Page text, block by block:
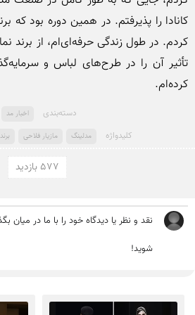
کرده‌ام.
دسته‌بندی اخبار مد
کلید‌واژه مدلینگ مازیار فلاحی برند
577 بازدید